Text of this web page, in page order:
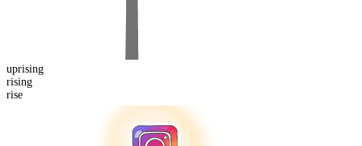
uprising
rising
rise